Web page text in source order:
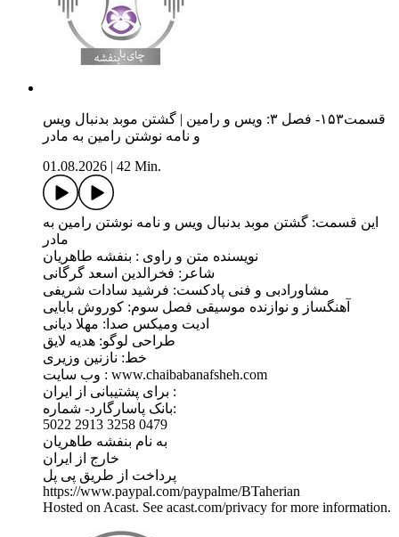
قسمت۱۵۳- فصل ۳: ویس و رامین | گشتن موبد بدنبال ویس
و نامه نوشتن رامین به مادر
01.08.2026
42 Min.
این قسمت: گشتن موبد بدنبال ویس و نامه نوشتن رامین به
مادر
نویسنده متن و راوی : بنفشه طاهریان
شاعر: فخرالدین اسعد گرگانی
مشاورادبی و فنی پادکست: فرشید سادات شریفی
آهنگساز و نوازنده موسیقی فصل سوم: کوروش بابایی
ادیت ومیکس صدا: مهلا دیانی
طراحی لوگو: هدیه لایق
خط: نازنین وزیری
وب سايت : www.chaibabanafsheh.com
برای پشتیبانی از ایران :
بانک پاسارگارد- شماره:
5022 2913 3258 0479
به نام بنفشه طاهریان
خارج از ایران
پرداخت از طریق پی پل
https://www.paypal.com/paypalme/BTaherian
Hosted on Acast. See acast.com/privacy for more information.